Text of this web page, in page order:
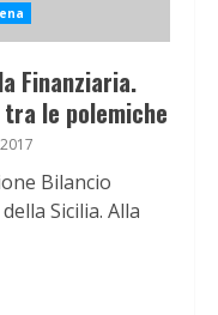
Finanziaria.
le polemiche
Bilancio
Sicilia. Alla